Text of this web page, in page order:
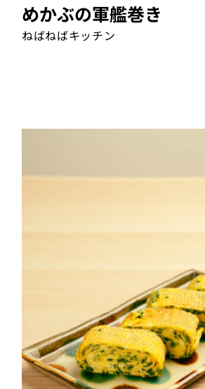
めかぶの軍艦巻き
ねばねばキッチン
ふわシャキだし巻